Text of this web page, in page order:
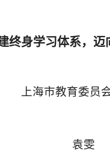
终身学习体系，迈
上海市教育委员
袁雯